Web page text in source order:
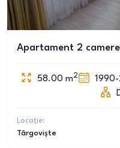
Apartament 2
58.00 m2
Locație:
Târgoviște